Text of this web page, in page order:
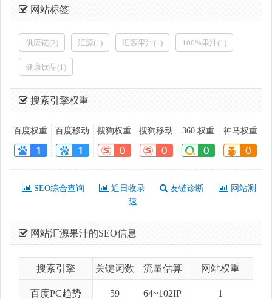
网站标签
供应链(2) 汇源(1) 汇源果汁(1) 100%果汁(1)
健康饮品(1)
搜索引擎权重
百度权重 百度移动 搜狗权重 搜狗移动 360 权重 神马权重
SEO综合查询 近日收录 友链诊断
网站测
速
网站汇源果汁的SEO信息
搜索引擎 关键词数 流量估算 网站权重
百度PC趋势 59 64~102IP 1